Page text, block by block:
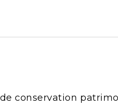
conservation